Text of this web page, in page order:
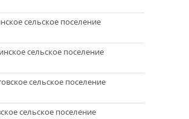
сельское поселение
сельское поселение
сельское поселение
сельское поселение